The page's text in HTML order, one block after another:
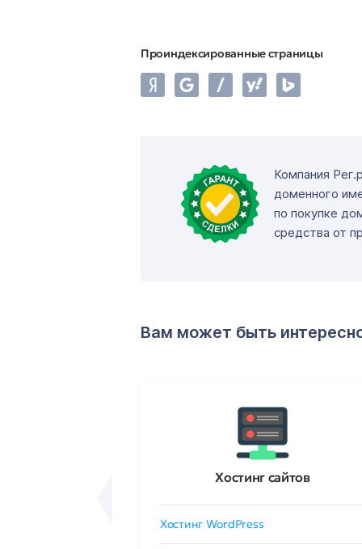
Проиндексированные страницы
Компания
доменного
по покупке
средства от
Вам может быть
Хостинг сайтов
Хостинг WordPress